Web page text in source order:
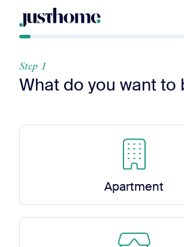
Step 1
What do you want to
Apartment